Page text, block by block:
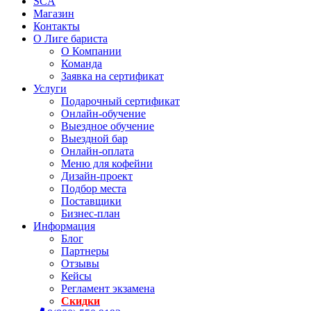
Магазин
Контакты
О Лиге бариста
О Компании
Команда
Заявка на сертификат
Услуги
Подарочный сертификат
Онлайн-обучение
Выездное обучение
Выездной бар
Онлайн-оплата
Меню для кофейни
Дизайн-проект
Подбор места
Поставщики
Бизнес-план
Информация
Блог
Партнеры
Отзывы
Кейсы
Регламент экзамена
Скидки